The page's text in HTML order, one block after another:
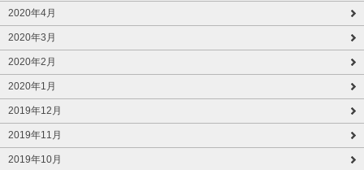
2020年4月
2020年3月
2020年2月
2020年1月
2019年12月
2019年11月
2019年10月